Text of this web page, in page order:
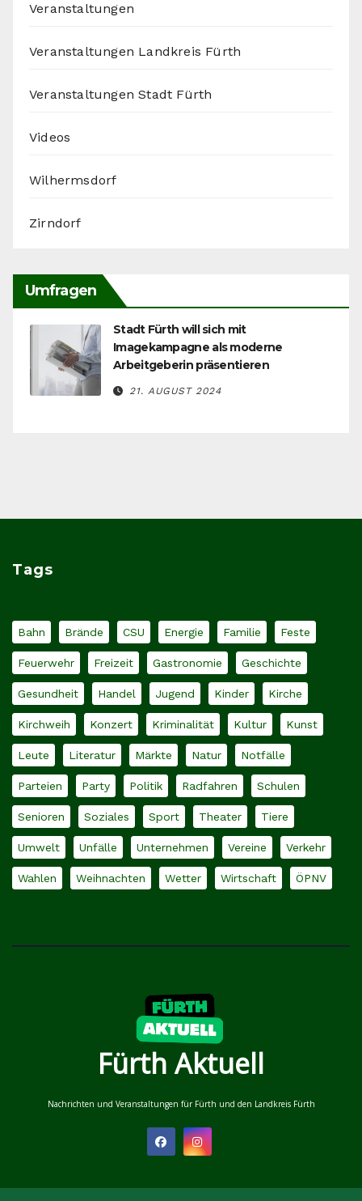
Veranstaltungen
Veranstaltungen Landkreis Fürth
Veranstaltungen Stadt Fürth
Videos
Wilhermsdorf
Zirndorf
Umfragen
Stadt Fürth will sich mit
Imagekampagne als moderne
Arbeitgeberin präsentieren
21. AUGUST 2024
Tags
Bahn Brände CSU Energie Familie Feste
Feuerwehr Freizeit Gastronomie Geschichte
Gesundheit Handel Jugend Kinder Kirche
Kirchweih Konzert Kriminalität Kultur Kunst
Leute Literatur Märkte Natur Notfälle
Parteien Party Politik Radfahren Schulen
Senioren Soziales Sport Theater Tiere
Umwelt Unfälle Unternehmen Vereine Verkehr
Wahlen Weihnachten Wetter Wirtschaft ÖPNV
Fürth Aktuell
Nachrichten und Veranstaltungen für Fürth und den Landkreis Fürth